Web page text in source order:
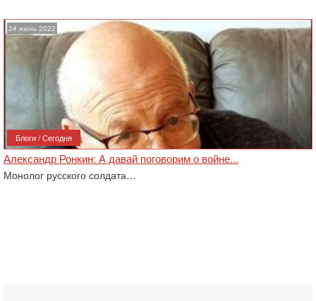
24 июнь 2022
Блоги / Сегодня
Александр Ронкин: А давай поговорим о войне...
Монолог русского солдата…